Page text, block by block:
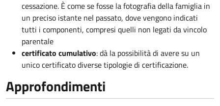
cessazione. È come se fosse la fotografia della famiglia in
un preciso istante nel passato, dove vengono indicati
tutti i componenti, compresi quelli non legati da vincolo
parentale
certificato cumulativo: dà la possibilità di avere su un
unico certificato diverse tipologie di certificazione.
Approfondimenti